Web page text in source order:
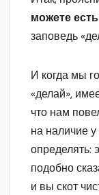
можете
заповедь
И когда мы
«делай»,
что нам
на наличие
определять:
подобно
и вы скот